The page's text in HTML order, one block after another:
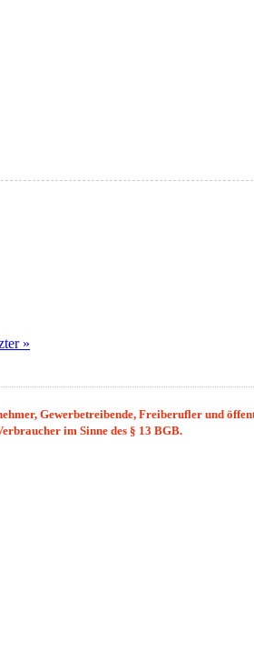
»
Gewerbetreibende, Freiberufler und
im Sinne des § 13 BGB.